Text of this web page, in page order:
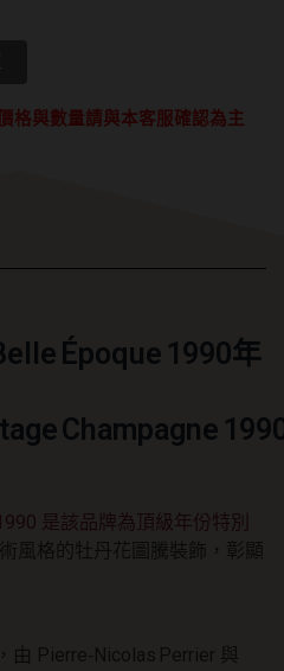
格與數量請與本客服確認為主
Époque 1990年
Champagne
是該品牌為頂級年份特別
風格的牡丹花圖騰裝飾，彰顯
由 Pierre‑Nicolas Perrier 與